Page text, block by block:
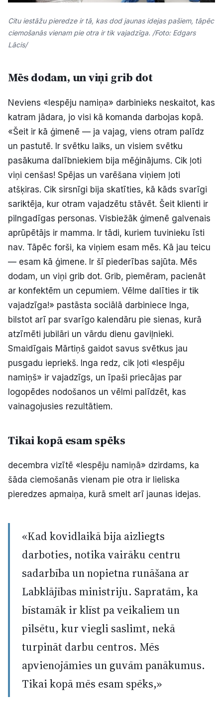
Citu iestāžu pieredze ir tā, kas dod jaunas idejas pašiem, tāpēc
ciemošanās vienam pie otra ir tik vajadzīga. /Foto: Edgars
Lācis/
Mēs dodam, un viņi grib dot
Neviens «Iespēju namiņa» darbinieks neskaitot, kas
katram jādara, jo visi kā komanda darbojas kopā.
«Šeit ir kā ģimenē — ja vajag, viens otram palīdz
un pastutē. Ir svētku laiks, un visiem svētku
pasākuma dalībniekiem bija mēģinājums. Cik ļoti
viņi cenšas! Spējas un varēšana viņiem ļoti
atšķiras. Cik sirsnīgi bija skatīties, kā kāds svarīgi
sariktēja, kur otram vajadzētu stāvēt. Šeit klienti ir
pilngadīgas personas. Visbiežāk ģimenē galvenais
aprūpētājs ir mamma. Ir tādi, kuriem tuvinieku īsti
nav. Tāpēc forši, ka viņiem esam mēs. Kā jau teicu
— esam kā ģimene. Ir šī piederības sajūta. Mēs
dodam, un viņi grib dot. Grib, piemēram, pacienāt
ar konfektēm un cepumiem. Vēlme dalīties ir tik
vajadzīga!» pastāsta sociālā darbiniece Inga,
bilstot arī par svarīgo kalendāru pie sienas, kurā
atzīmēti jubilāri un vārdu dienu gaviļnieki.
Smaidīgais Mārtiņš gaidot savus svētkus jau
pusgadu iepriekš. Inga redz, cik ļoti «Iespēju
namiņš» ir vajadzīgs, un īpaši priecājas par
logopēdes nodošanos un vēlmi palīdzēt, kas
vainagojusies rezultātiem.
Tikai kopā esam spēks
decembra vizītē «Iespēju namiņā» dzirdams, ka
šāda ciemošanās vienam pie otra ir lieliska
pieredzes apmaiņa, kurā smelt arī jaunas idejas.
«Kad kovidlaikā bija aizliegts
darboties, notika vairāku centru
sadarbība un nopietna runāšana ar
Labklājības ministriju. Sapratām, ka
bīstamāk ir klīst pa veikaliem un
pilsētu, kur viegli saslimt, nekā
turpināt darbu centros. Mēs
apvienojāmies un guvām panākumus.
Tikai kopā mēs esam spēks,»